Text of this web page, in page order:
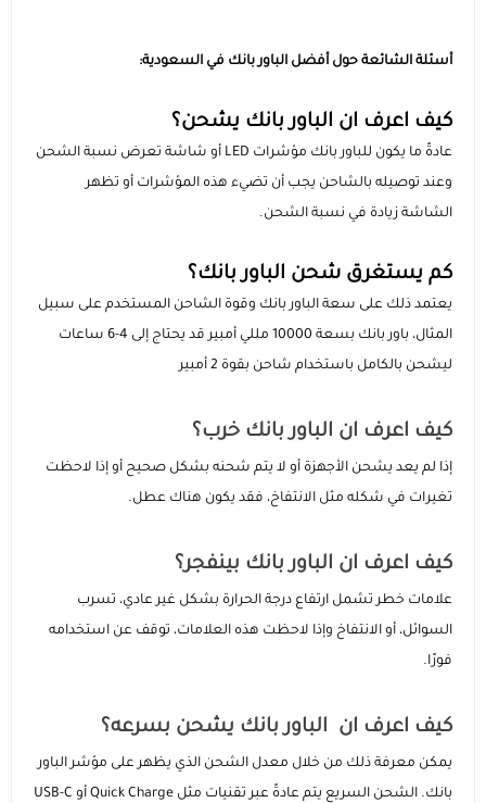
أسئلة الشائعة حول أفضل الباور بانك في السعودية:
كيف اعرف ان الباور بانك يشحن؟
عادةً ما يكون للباور بانك مؤشرات LED أو شاشة تعرض نسبة الشحن
وعند توصيله بالشاحن يجب أن تضيء هذه المؤشرات أو تظهر
الشاشة زيادة في نسبة الشحن.
كم يستغرق شحن الباور بانك؟
يعتمد ذلك على سعة الباور بانك وقوة الشاحن المستخدم على سبيل
المثال، باور بانك بسعة 10000 مللي أمبير قد يحتاج إلى 4-6 ساعات
ليشحن بالكامل باستخدام شاحن بقوة 2 أمبير
كيف اعرف ان الباور بانك خرب؟
إذا لم يعد يشحن الأجهزة أو لا يتم شحنه بشكل صحيح أو إذا لاحظت
تغيرات في شكله مثل الانتفاخ، فقد يكون هناك عطل.
كيف اعرف ان الباور بانك بينفجر؟
علامات خطر تشمل ارتفاع درجة الحرارة بشكل غير عادي، تسرب
السوائل، أو الانتفاخ وإذا لاحظت هذه العلامات، توقف عن استخدامه
فورًا.
كيف اعرف ان الباور بانك يشحن بسرعه؟
يمكن معرفة ذلك من خلال معدل الشحن الذي يظهر على مؤشر الباور
بانك. الشحن السريع يتم عادةً عبر تقنيات مثل Quick Charge أو USB-C